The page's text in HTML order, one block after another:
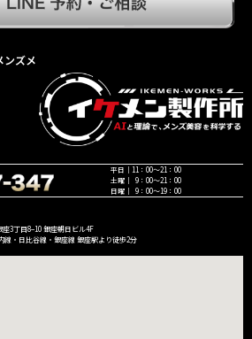
ンズメ
平日｜11：00〜21：00
土曜｜ 9：00〜21：00
日曜｜ 9：00〜19：00
3丁目8−10 銀座朝日ビル4F
線・日比谷線・銀座線 銀座駅より徒歩2分